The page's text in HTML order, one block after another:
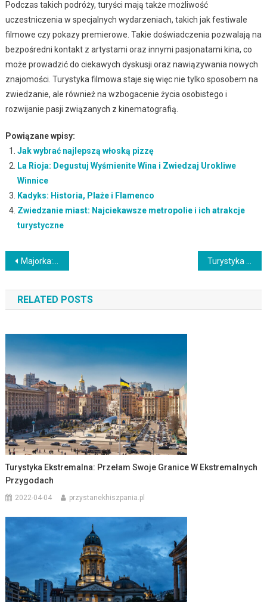
Podczas takich podróży, turyści mają także możliwość
uczestniczenia w specjalnych wydarzeniach, takich jak festiwale
filmowe czy pokazy premierowe. Takie doświadczenia pozwalają na
bezpośredni kontakt z artystami oraz innymi pasjonatami kina, co
może prowadzić do ciekawych dyskusji oraz nawiązywania nowych
znajomości. Turystyka filmowa staje się więc nie tylko sposobem na
zwiedzanie, ale również na wzbogacenie życia osobistego i
rozwijanie pasji związanych z kinematografią.
Powiązane wpisy:
Jak wybrać najlepszą włoską pizzę
La Rioja: Degustuj Wyśmienite Wina i Zwiedzaj Urokliwe
Winnice
Kadyks: Historia, Plaże i Flamenco
Zwiedzanie miast: Najciekawsze metropolie i ich atrakcje
turystyczne
Nawigacja
wpisu
Majorka: Odkryj Urok Balearów i Niepowtarzalne Plaże
RELATED POSTS
Turystyka Ekstremalna: Przełam Swoje Granice W Ekstremalnych
Przygodach
2022-04-04 przystanekhiszpania.pl